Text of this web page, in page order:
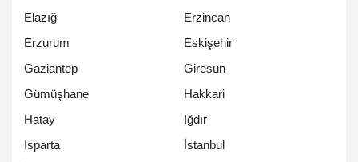
Elazığ
Erzincan
Erzurum
Eskişehir
Gaziantep
Giresun
Gümüşhane
Hakkari
Hatay
Iğdır
Isparta
İstanbul